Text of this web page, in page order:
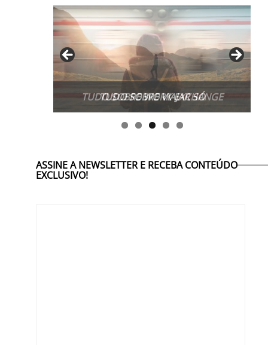
TUDO SOBRE WORK EXCHANGE
ASSINE A NEWSLETTER E RECEBA CONTEÚDO
EXCLUSIVO!